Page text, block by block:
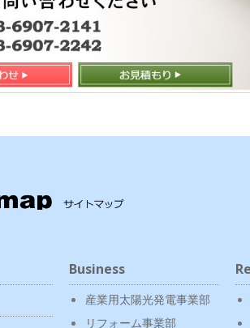
Business
産業用太陽光発電事業部
リフォーム事業部